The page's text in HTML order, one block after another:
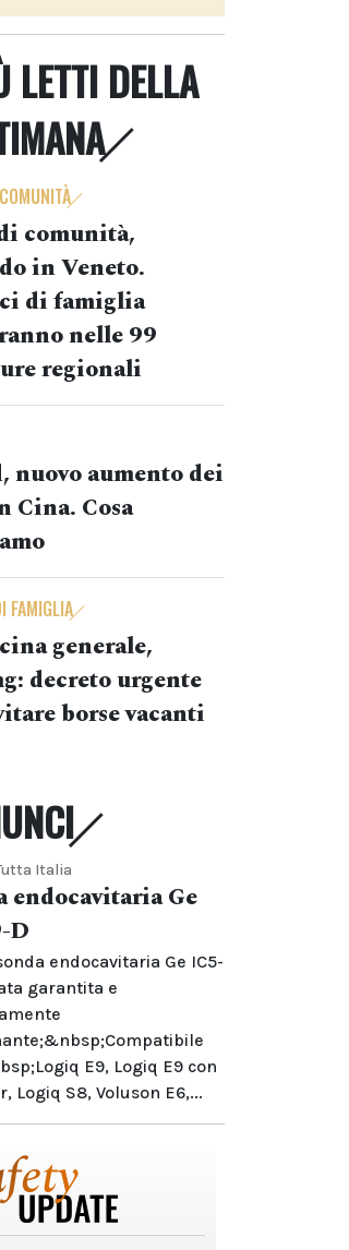
LETTI DELLA
comunità,
in Veneto.
di famiglia
nelle 99
regionali
nuovo aumento dei
Cina. Cosa
FAMIGLIA
generale,
decreto urgente
borse vacanti
Italia
endocavitaria Ge
D
endocavitaria Ge IC5-
garantita e
E9, Logiq E9 con
Logiq S8, Voluson E6,...